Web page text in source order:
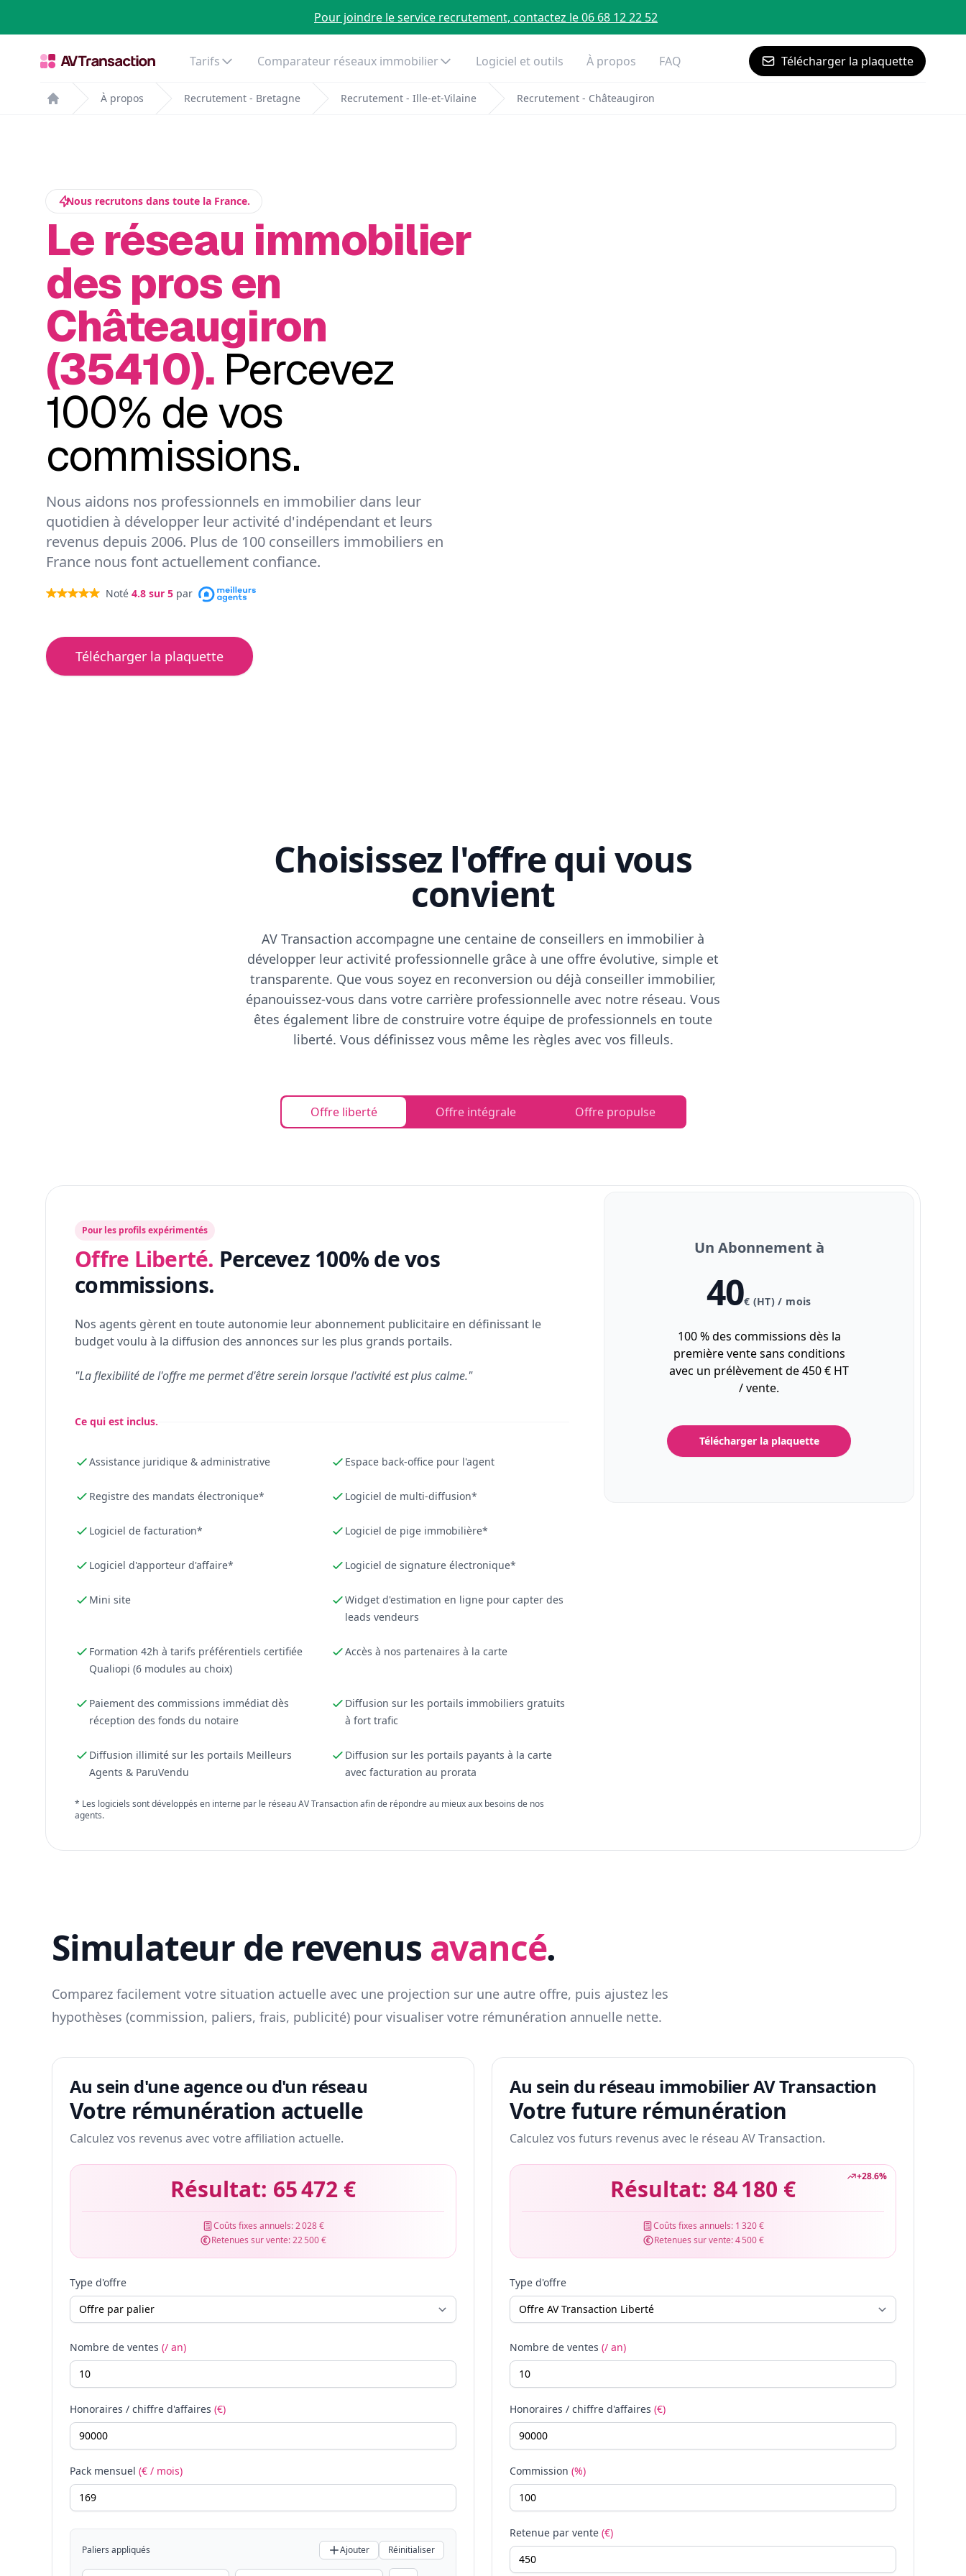
Pour joindre le service recrutement, contactez le 06 68 12 22 52
Tarifs Comparateur réseaux immobilier Logiciel et outils À propos FAQ Télécharger la plaquette
Home
À propos Recrutement - Bretagne Recrutement - Ille-et-Vilaine Recrutement - Châteaugiron
Nous recrutons dans toute la France.
Le réseau immobilier
des pros en
Châteaugiron
(35410). Percevez
100% de vos
commissions.
Nous aidons nos professionnels en immobilier dans leur
quotidien à développer leur activité d'indépendant et leurs
revenus depuis 2006. Plus de 100 conseillers immobiliers en
France nous font actuellement confiance.
Noté 4.8 sur 5 par
Télécharger la plaquette
Choisissez l'offre qui vous
convient
AV Transaction accompagne une centaine de conseillers en immobilier à
développer leur activité professionnelle grâce à une offre évolutive, simple et
transparente. Que vous soyez en reconversion ou déjà conseiller immobilier,
épanouissez-vous dans votre carrière professionnelle avec notre réseau. Vous
êtes également libre de construire votre équipe de professionnels en toute
liberté. Vous définissez vous même les règles avec vos filleuls.
Offre liberté Offre intégrale Offre propulse
Pour les profils expérimentés
Offre Liberté. Percevez 100% de vos
commissions.
Nos agents gèrent en toute autonomie leur abonnement publicitaire en définissant le
budget voulu à la diffusion des annonces sur les plus grands portails.
"La flexibilité de l'offre me permet d'être serein lorsque l'activité est plus calme."
Ce qui est inclus.
Assistance juridique & administrative Espace back-office pour l'agent
Registre des mandats électronique* Logiciel de multi-diffusion*
Logiciel de facturation* Logiciel de pige immobilière*
Logiciel d'apporteur d'affaire* Logiciel de signature électronique*
Mini site
Widget d'estimation en ligne pour capter des
leads vendeurs
Formation 42h à tarifs préférentiels certifiée
Qualiopi (6 modules au choix)
Accès à nos partenaires à la carte
Paiement des commissions immédiat dès
réception des fonds du notaire
Diffusion sur les portails immobiliers gratuits
à fort trafic
Diffusion illimité sur les portails Meilleurs
Agents & ParuVendu
Diffusion sur les portails payants à la carte
avec facturation au prorata
* Les logiciels sont développés en interne par le réseau AV Transaction afin de répondre au mieux aux besoins de nos
agents.
Un Abonnement à
40€ (HT) / mois
100 % des commissions dès la
première vente sans conditions
avec un prélèvement de 450 € HT
/ vente.
Télécharger la plaquette
Simulateur de revenus avancé.
Comparez facilement votre situation actuelle avec une projection sur une autre offre, puis ajustez les
hypothèses (commission, paliers, frais, publicité) pour visualiser votre rémunération annuelle nette.
Au sein d'une agence ou d'un réseau
Votre rémunération actuelle
Calculez vos revenus avec votre affiliation actuelle.
Résultat: 65 472 €
Coûts fixes annuels:2 028 €
Retenues sur vente:22 500 €
Type d'offre
Nombre de ventes (/ an)
Honoraires / chiffre d'affaires (€)
Pack mensuel (€ / mois)
Paliers appliqués Ajouter Réinitialiser
Au sein du réseau immobilier AV Transaction
Votre future rémunération
Calculez vos futurs revenus avec le réseau AV Transaction.
+28.6%
Résultat: 84 180 €
Coûts fixes annuels: 1 320 €
Retenues sur vente:4 500 €
Type d'offre
Nombre de ventes (/ an)
Honoraires / chiffre d'affaires (€)
Commission (%)
Retenue par vente (€)